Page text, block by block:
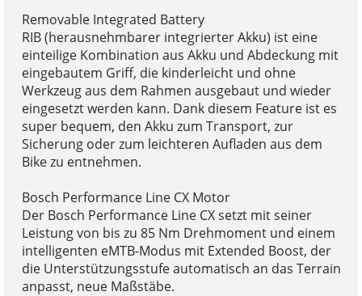
Removable Integrated Battery
RIB (herausnehmbarer integrierter Akku) ist eine
einteilige Kombination aus Akku und Abdeckung mit
eingebautem Griff, die kinderleicht und ohne
Werkzeug aus dem Rahmen ausgebaut und wieder
eingesetzt werden kann. Dank diesem Feature ist es
super bequem, den Akku zum Transport, zur
Sicherung oder zum leichteren Aufladen aus dem
Bike zu entnehmen.
Bosch Performance Line CX Motor
Der Bosch Performance Line CX setzt mit seiner
Leistung von bis zu 85 Nm Drehmoment und einem
intelligenten eMTB-Modus mit Extended Boost, der
die Unterstützungsstufe automatisch an das Terrain
anpasst, neue Maßstäbe.